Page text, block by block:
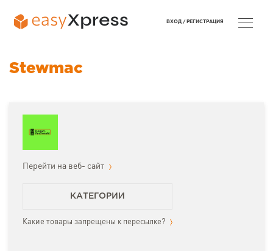
Stewmac
Перейти на веб- сайт
КАТЕГОРИИ
Какие товары запрещены к пересылке?
ВХОД / РЕГИСТРАЦИЯ